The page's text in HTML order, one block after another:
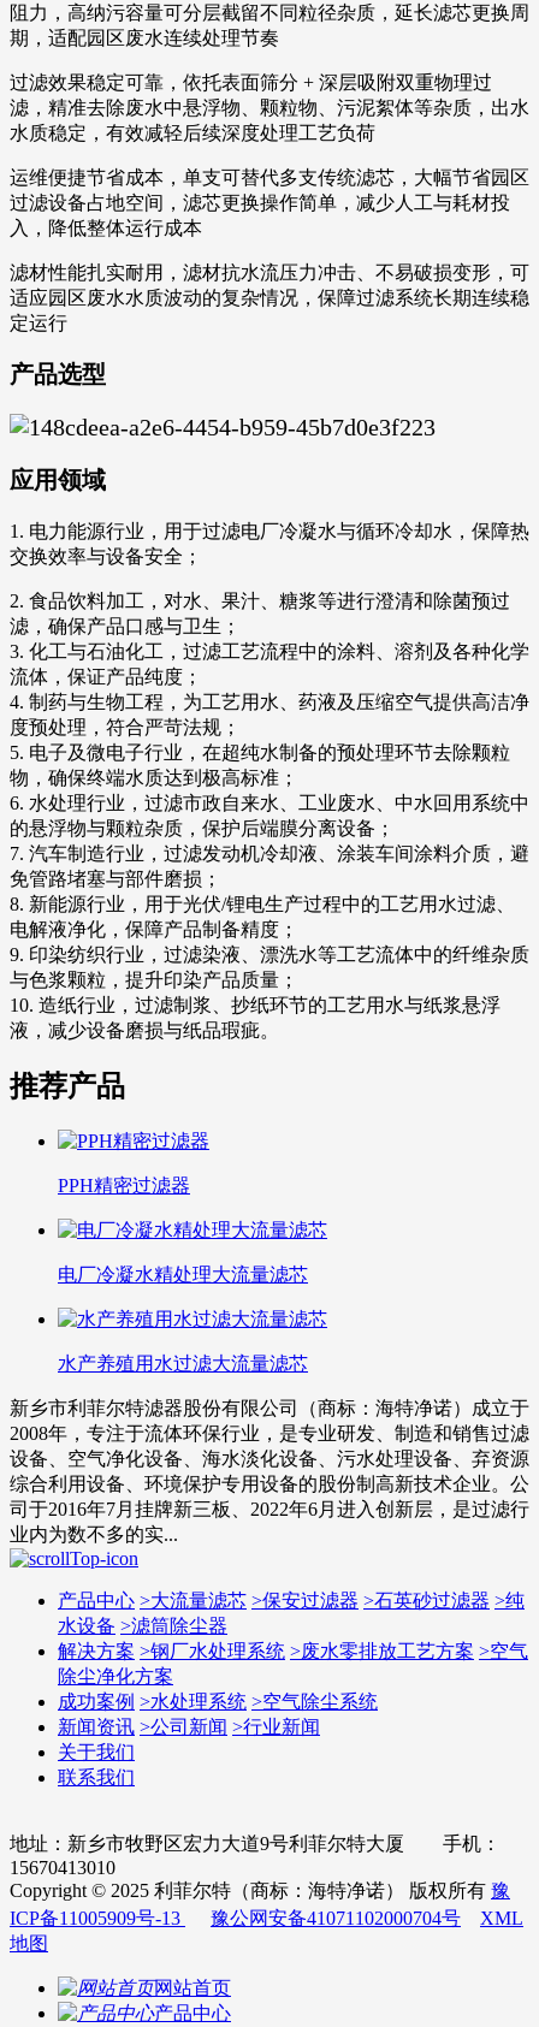
阻力，高纳污容量可分层截留不同粒径杂质，延长滤芯更换周
期，适配园区废水连续处理节奏
过滤效果稳定可靠，依托表面筛分 + 深层吸附双重物理过
滤，精准去除废水中悬浮物、颗粒物、污泥絮体等杂质，出水
水质稳定，有效减轻后续深度处理工艺负荷
运维便捷节省成本，单支可替代多支传统滤芯，大幅节省园区
过滤设备占地空间，滤芯更换操作简单，减少人工与耗材投
入，降低整体运行成本
滤材性能扎实耐用，滤材抗水流压力冲击、不易破损变形，可
适应园区废水水质波动的复杂情况，保障过滤系统长期连续稳
定运行
产品选型
应用领域
1. 电力能源行业，用于过滤电厂冷凝水与循环冷却水，保障热
交换效率与设备安全；
2. 食品饮料加工，对水、果汁、糖浆等进行澄清和除菌预过
滤，确保产品口感与卫生；
3. 化工与石油化工，过滤工艺流程中的涂料、溶剂及各种化学
流体，保证产品纯度；
4. 制药与生物工程，为工艺用水、药液及压缩空气提供高洁净
度预处理，符合严苛法规；
5. 电子及微电子行业，在超纯水制备的预处理环节去除颗粒
物，确保终端水质达到极高标准；
6. 水处理行业，过滤市政自来水、工业废水、中水回用系统中
的悬浮物与颗粒杂质，保护后端膜分离设备；
7. 汽车制造行业，过滤发动机冷却液、涂装车间涂料介质，避
免管路堵塞与部件磨损；
8. 新能源行业，用于光伏/锂电生产过程中的工艺用水过滤、
电解液净化，保障产品制备精度；
9. 印染纺织行业，过滤染液、漂洗水等工艺流体中的纤维杂质
与色浆颗粒，提升印染产品质量；
10. 造纸行业，过滤制浆、抄纸环节的工艺用水与纸浆悬浮
液，减少设备磨损与纸品瑕疵。
推荐产品
PPH精密过滤器
电厂冷凝水精处理大流量滤芯
水产养殖用水过滤大流量滤芯
新乡市利菲尔特滤器股份有限公司（商标：海特净诺）成立于
2008年，专注于流体环保行业，是专业研发、制造和销售过滤
设备、空气净化设备、海水淡化设备、污水处理设备、弃资源
综合利用设备、环境保护专用设备的股份制高新技术企业。公
司于2016年7月挂牌新三板、2022年6月进入创新层，是过滤行
业内为数不多的实...
产品中心 >大流量滤芯 >保安过滤器 >石英砂过滤器 >纯
水设备 >滤筒除尘器
解决方案 >钢厂水处理系统 >废水零排放工艺方案 >空气
除尘净化方案
成功案例 >水处理系统 >空气除尘系统
新闻资讯 >公司新闻 >行业新闻
关于我们
联系我们
地址：新乡市牧野区宏力大道9号利菲尔特大厦 手机：
15670413010
Copyright © 2025 利菲尔特（商标：海特净诺） 版权所有 豫
ICP备11005909号-13
豫公网安备41071102000704号
XML
地图
网站首页
产品中心